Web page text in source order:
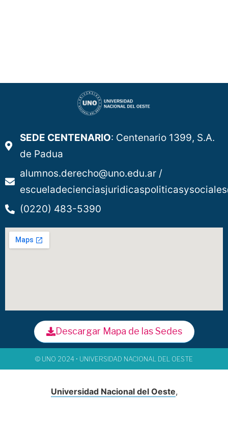
SEDE CENTENARIO: Centenario 1399, S.A.
de Padua
alumnos.derecho@uno.edu.ar /
(0220) 483-5390
Descargar Mapa de las Sedes
© UNO 2024 • UNIVERSIDAD NACIONAL DEL OESTE
Universidad Nacional del Oeste,